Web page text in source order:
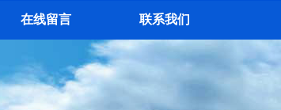
在线留言 联系我们